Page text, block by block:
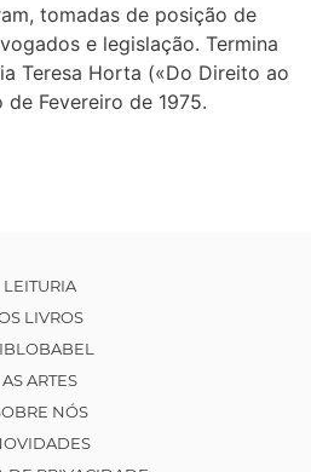
tomadas de posição de
e legislação. Termina
Teresa Horta («Do Direito ao
Fevereiro de 1975.
LEITURIA
LIVROS
AS ARTES
NÓS